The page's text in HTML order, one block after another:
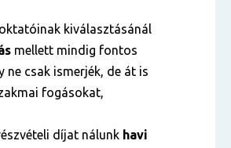
kiválasztásánál
mellett mindig fontos
ne csak ismerjék, de át is
fogásokat,
díjat nálunk havi